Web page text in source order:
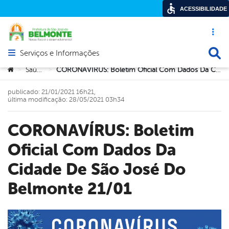
Acesso
Abrir menu principal de navegação
Serviços e Informações
Você está aqui:
> Saúde > CORONAVÍRUS: Boletim Oficial Com Dados Da Cidade De São José Do Belmonte 21/01
CORONAVÍRUS: Boletim
Oficial Com Dados Da
Cidade De São José Do
Belmonte 21/01
publicado: 21/01/2021 16h21,
última modificação: 28/05/2021 03h34
ACESSIBILIDADE